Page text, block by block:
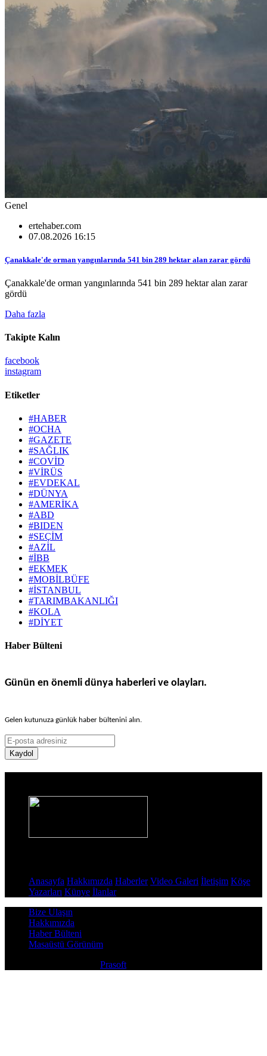
Genel
ertehaber.com
07.08.2026 16:15
Çanakkale'de orman yangınlarında 541 bin 289 hektar alan zarar gördü
Çanakkale'de orman yangınlarında 541 bin 289 hektar alan zarar
gördü
Daha fazla
Takipte Kalın
facebook
instagram
Etiketler
#HABER
#OCHA
#GAZETE
#SAĞLIK
#COVİD
#VİRÜS
#EVDEKAL
#DÜNYA
#AMERİKA
#ABD
#BIDEN
#SEÇİM
#AZİL
#İBB
#EKMEK
#MOBİLBÜFE
#İSTANBUL
#TARIMBAKANLIĞI
#KOLA
#DİYET
Haber Bülteni
Günün en önemli dünya haberleri ve olayları.
Gelen kutunuza günlük haber bültenini alın.
Kaydol
Anasayfa Hakkımızda Haberler Video Galeri İletişim Köşe
Yazarları Künye İlanlar
Bize Ulaşın
Hakkımızda
Haber Bülteni
Masaüstü Görünüm
Prasoft